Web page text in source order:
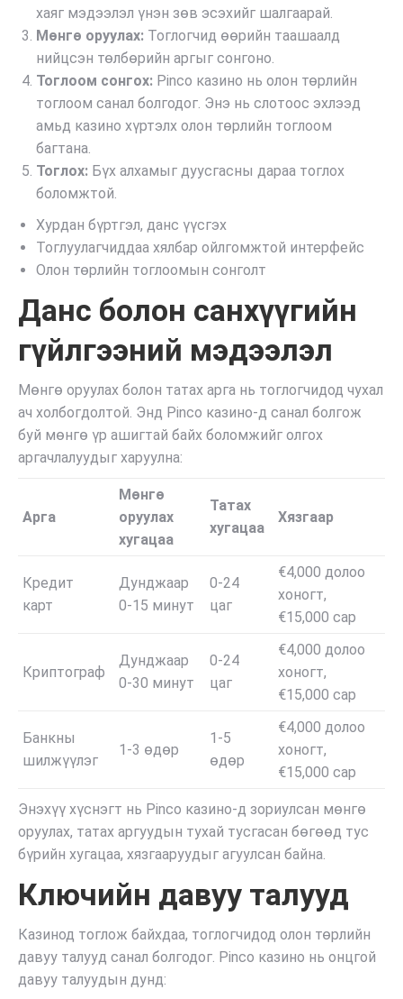
хаяг мэдээлэл үнэн зөв эсэхийг шалгаарай.
Мөнгө оруулах: Тоглогчид өөрийн таашаалд
нийцсэн төлбөрийн аргыг сонгоно.
Тоглоом сонгох: Pinco казино нь олон төрлийн
тоглоом санал болгодог. Энэ нь слотоос эхлээд
амьд казино хүртэлх олон төрлийн тоглоом
багтана.
Тоглох: Бүх алхамыг дуусгасны дараа тоглох
боломжтой.
Хурдан бүртгэл, данс үүсгэх
Тоглуулагчиддаа хялбар ойлгомжтой интерфейс
Олон төрлийн тоглоомын сонголт
Данс болон санхүүгийн
гүйлгээний мэдээлэл
Мөнгө оруулах болон татах арга нь тоглогчидод чухал
ач холбогдолтой. Энд Pinco казино-д санал болгож
буй мөнгө үр ашигтай байх боломжийг олгох
аргачлалуудыг харуулна:
Арга
Мөнгө
оруулах
хугацаа
Татах
хугацаа
Хязгаар
Кредит
карт
Дунджаар
0-15 минут
0-24
цаг
€4,000 долоо
хоногт,
€15,000 сар
Криптограф
Дунджаар
0-30 минут
0-24
цаг
€4,000 долоо
хоногт,
€15,000 сар
Банкны
шилжүүлэг
1-3 өдөр
1-5
өдөр
€4,000 долоо
хоногт,
€15,000 сар
Энэхүү хүснэгт нь Pinco казино-д зориулсан мөнгө
оруулах, татах аргуудын тухай тусгасан бөгөөд тус
бүрийн хугацаа, хязгааруудыг агуулсан байна.
Ключийн давуу талууд
Казинод тоглож байхдаа, тоглогчидод олон төрлийн
давуу талууд санал болгодог. Pinco казино нь онцгой
давуу талуудын дунд: